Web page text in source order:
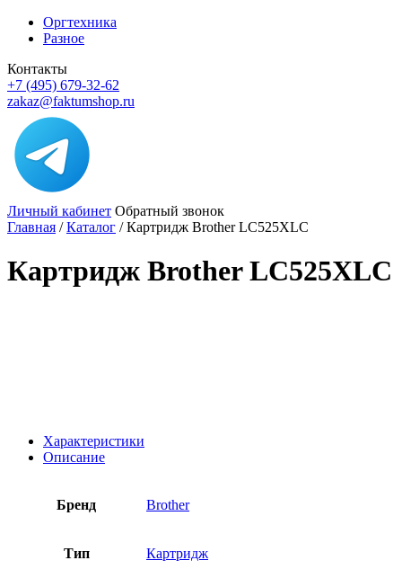
Оргтехника
Разное
Контакты
+7 (495) 679-32-62
zakaz@faktumshop.ru
Личный кабинет Обратный звонок
Главная /Каталог /Картридж Brother LC525XLC
Картридж Brother LC525XLC
Характеристики
Описание
Бренд Brother
Тип Картридж